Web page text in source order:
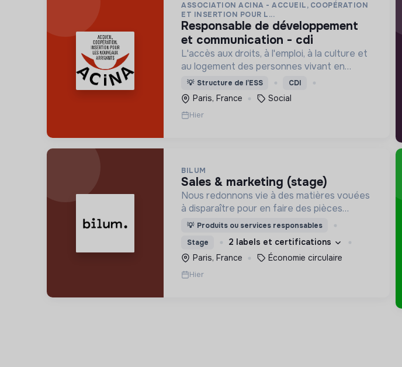
ASSOCIATION ACINA - ACCUEIL, COOPÉRATION
ET INSERTION POUR L...
responsable de développement
et communication - cdi
L'accès aux droits, à l'emploi, à la culture et
au logement des personnes vivant en
situation de grande précarité et d'habitat
indigne ou précaire (squats, bidonvilles,
hôtels sociaux, etc.) en IDF.
💡 Structure de l’ESS CDI
Paris, France Social
Hier
BILUM
sales & marketing (stage)
Nous redonnons vie à des matières vouées
à disparaître pour en faire des pièces
uniques et originales. Notre manufacture
l’économie sociale et solidaire.
💡 Produits ou services responsables
Stage
2 labels et certifications
Paris, France
Économie circulaire
Hier